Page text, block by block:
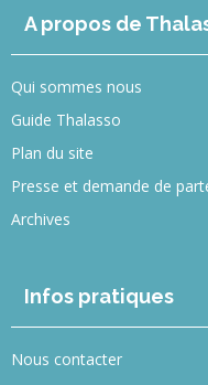
A propos de
Qui sommes nous
Guide Thalasso
Plan du site
Presse et demande de
Archives
Infos pratiques
Nous contacter